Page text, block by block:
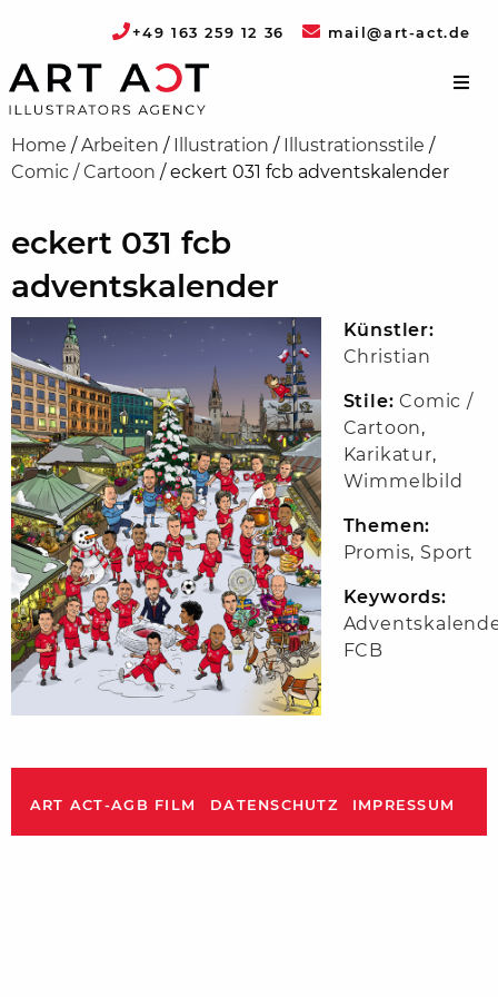
+49 163 259 12 36 mail@art-act.de
Home /Arbeiten / Illustration / Illustrationsstile /
Comic / Cartoon /eckert 031 fcb adventskalender
eckert 031 fcb
adventskalender
Künstler:
Christian
Stile: Comic /
Cartoon,
Karikatur,
Wimmelbild
Themen:
Promis, Sport
Keywords:
FCB
ART ACT-AGB FILM DATENSCHUTZ IMPRESSUM